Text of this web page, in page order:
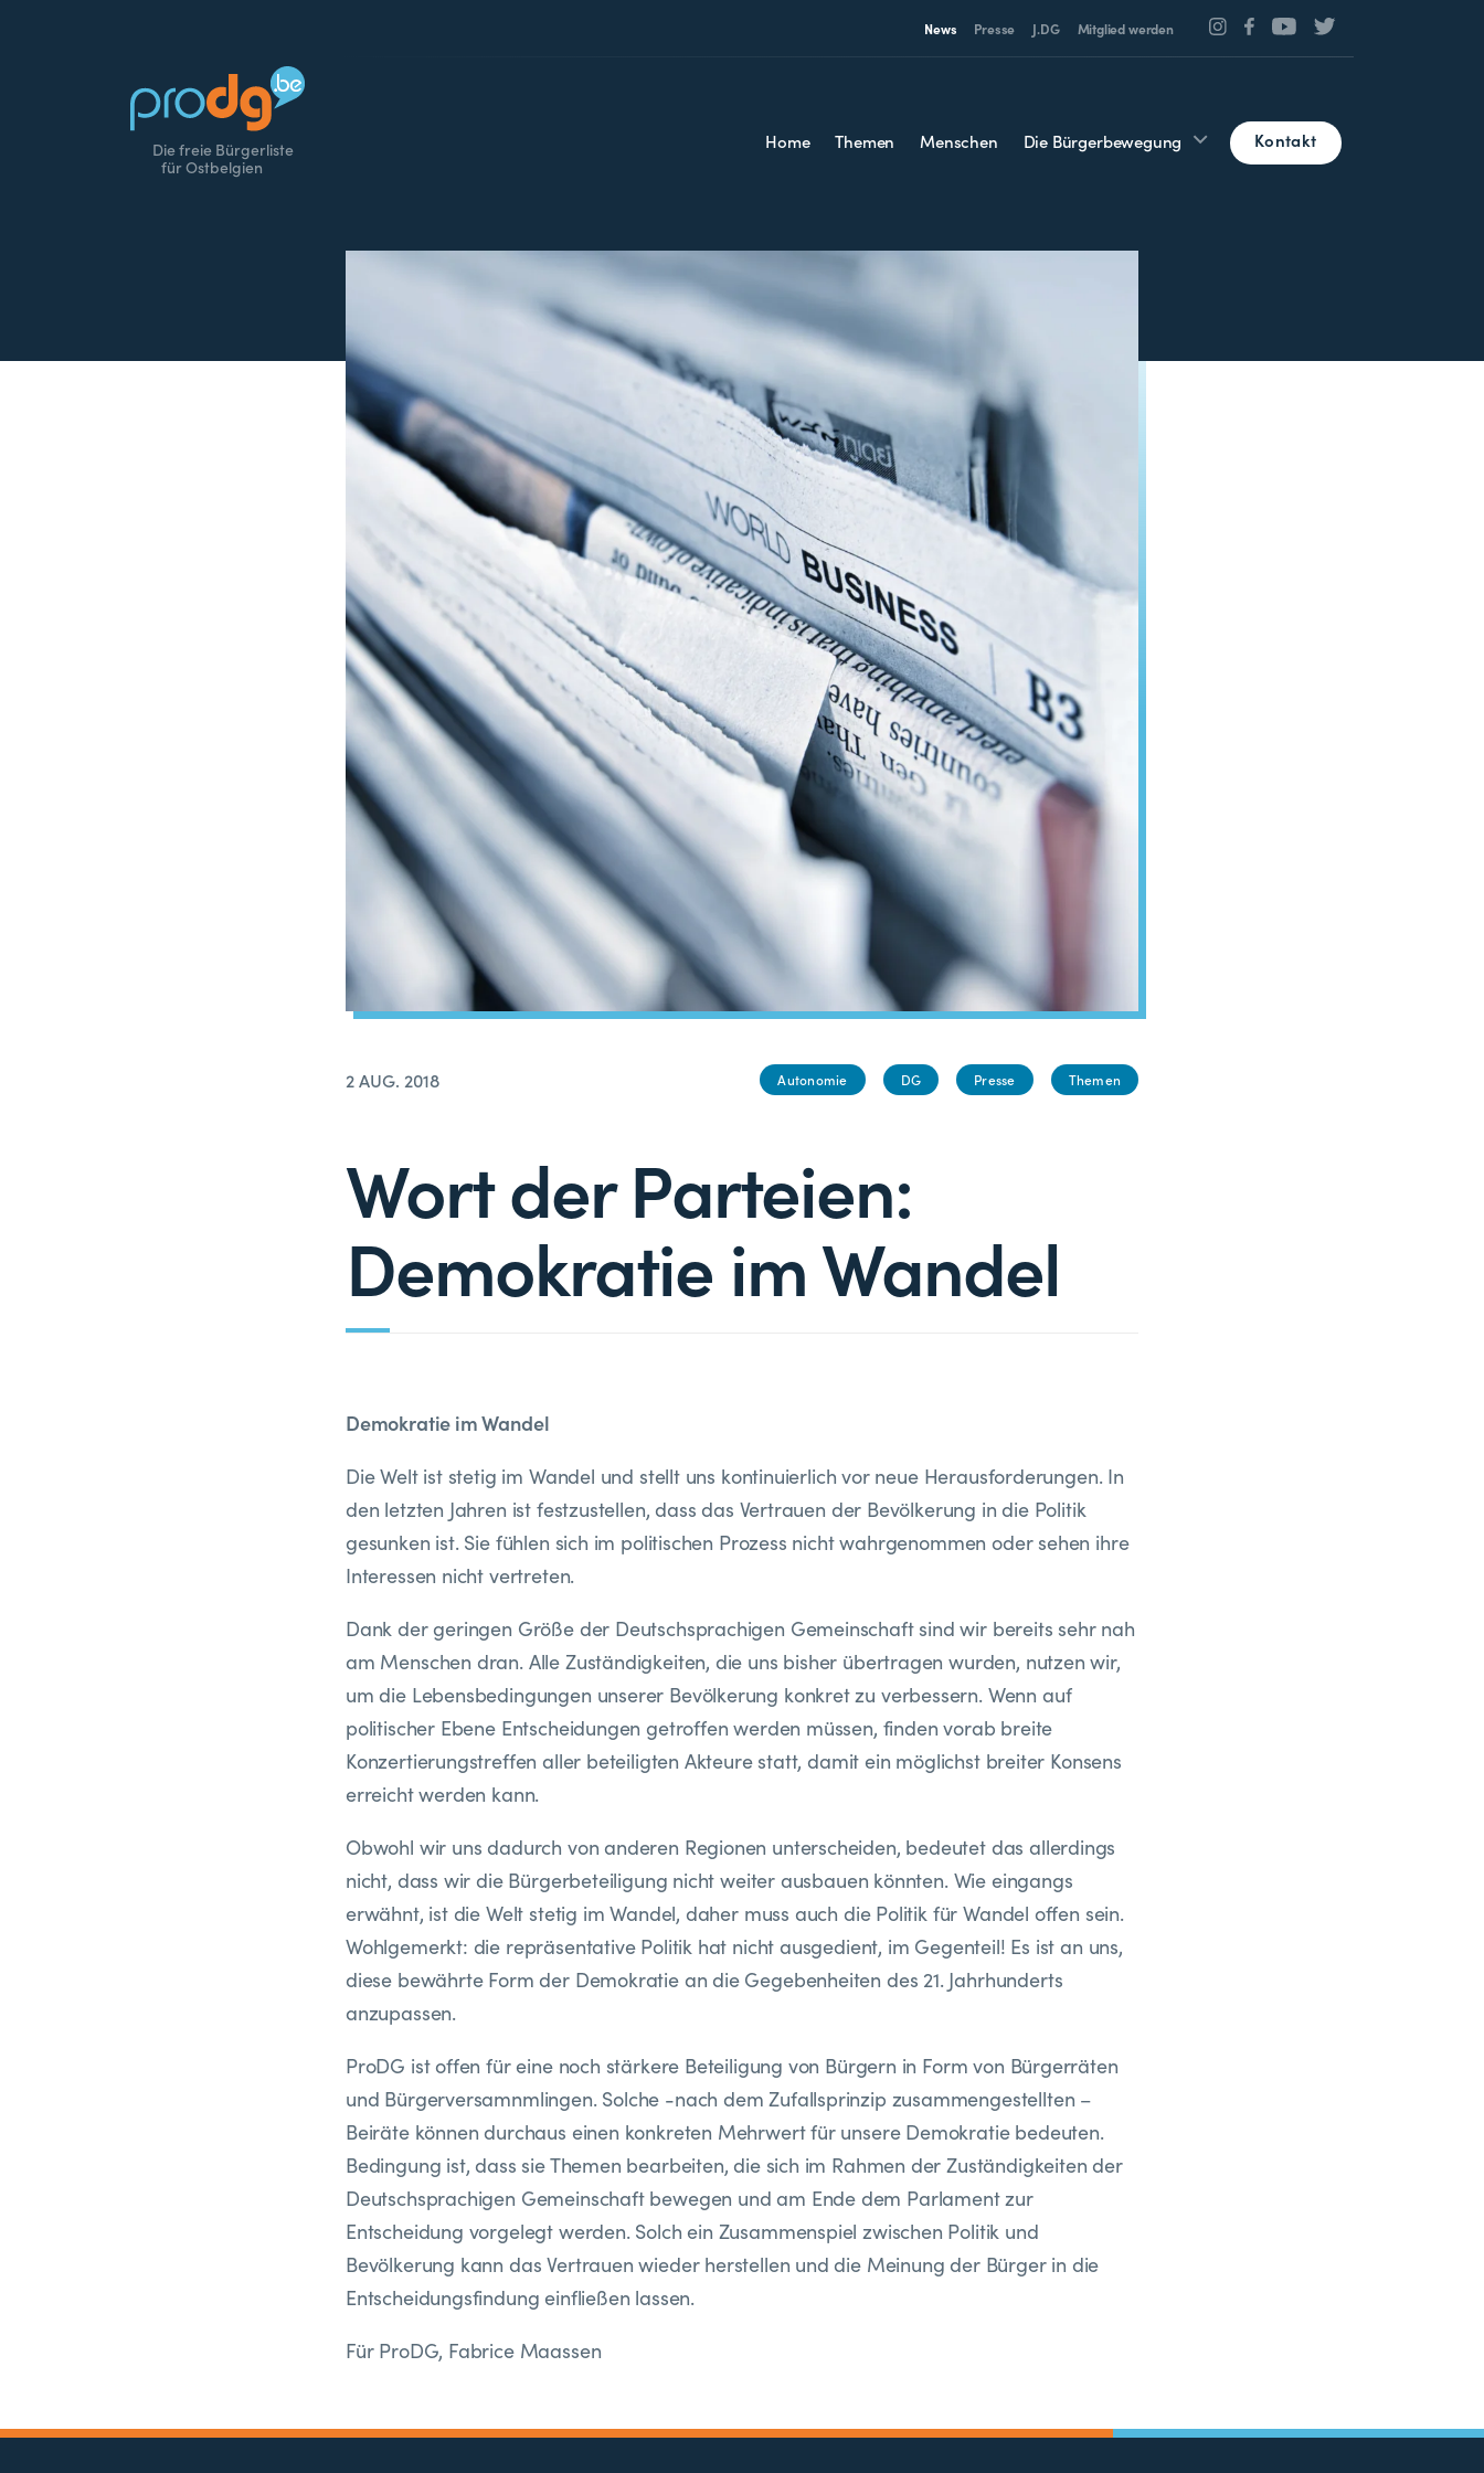
News Presse J.DG Mitglied werden
Die freie Bürgerliste
für Ostbelgien
Home Themen Menschen Die Bürgerbewegung Kontakt
2 AUG. 2018 Autonomie DG Presse Themen
Wort der Parteien:
Demokratie im Wandel
Demokratie im Wandel
Die Welt ist stetig im Wandel und stellt uns kontinuierlich vor neue Herausforderungen. In
den letzten Jahren ist festzustellen, dass das Vertrauen der Bevölkerung in die Politik
gesunken ist. Sie fühlen sich im politischen Prozess nicht wahrgenommen oder sehen ihre
Interessen nicht vertreten.
Dank der geringen Größe der Deutschsprachigen Gemeinschaft sind wir bereits sehr nah
am Menschen dran. Alle Zuständigkeiten, die uns bisher übertragen wurden, nutzen wir,
um die Lebensbedingungen unserer Bevölkerung konkret zu verbessern. Wenn auf
politischer Ebene Entscheidungen getroffen werden müssen, finden vorab breite
Konzertierungstreffen aller beteiligten Akteure statt, damit ein möglichst breiter Konsens
erreicht werden kann.
Obwohl wir uns dadurch von anderen Regionen unterscheiden, bedeutet das allerdings
nicht, dass wir die Bürgerbeteiligung nicht weiter ausbauen könnten. Wie eingangs
erwähnt, ist die Welt stetig im Wandel, daher muss auch die Politik für Wandel offen sein.
Wohlgemerkt: die repräsentative Politik hat nicht ausgedient, im Gegenteil! Es ist an uns,
diese bewährte Form der Demokratie an die Gegebenheiten des 21. Jahrhunderts
anzupassen.
ProDG ist offen für eine noch stärkere Beteiligung von Bürgern in Form von Bürgerräten
und Bürgerversamnmlingen. Solche -nach dem Zufallsprinzip zusammengestellten –
Beiräte können durchaus einen konkreten Mehrwert für unsere Demokratie bedeuten.
Bedingung ist, dass sie Themen bearbeiten, die sich im Rahmen der Zuständigkeiten der
Deutschsprachigen Gemeinschaft bewegen und am Ende dem Parlament zur
Entscheidung vorgelegt werden. Solch ein Zusammenspiel zwischen Politik und
Bevölkerung kann das Vertrauen wieder herstellen und die Meinung der Bürger in die
Entscheidungsfindung einfließen lassen.
Für ProDG, Fabrice Maassen